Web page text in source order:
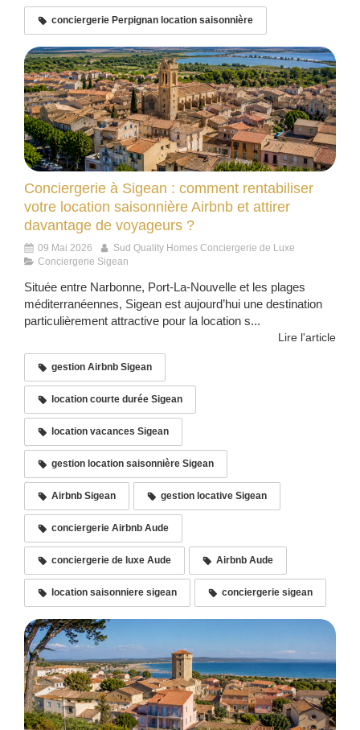
conciergerie Perpignan location saisonnière
Conciergerie à Sigean : comment rentabiliser
votre location saisonnière Airbnb et attirer
davantage de voyageurs ?
09 Mai 2026
Sud Quality Homes Conciergerie de Luxe
Conciergerie Sigean
Située entre Narbonne, Port-La-Nouvelle et les plages
méditerranéennes, Sigean est aujourd’hui une destination
particulièrement attractive pour la location s...
Lire l'article
gestion Airbnb Sigean
location courte durée Sigean
location vacances Sigean
gestion location saisonnière Sigean
Airbnb Sigean gestion locative Sigean
conciergerie Airbnb Aude
conciergerie de luxe Aude Airbnb Aude
location saisonniere sigean conciergerie sigean